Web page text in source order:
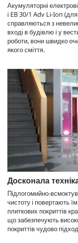
Акумуляторні
і EB 30/1 Adv Li-Ion (для
справляються з
вході в будівлю і у
роботи, вони швидко
якого сміття.
Досконала
Підлогомийно-
чистоту і повертають
плиткових покриттів
що забезпечують
покриттів чудово